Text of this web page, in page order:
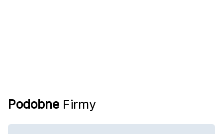
Podobne Firmy